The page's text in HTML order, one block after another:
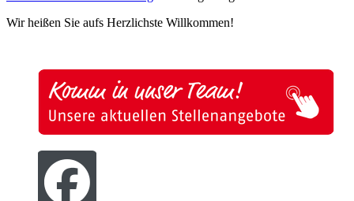
Wir heißen Sie aufs Herzlichste Willkommen!